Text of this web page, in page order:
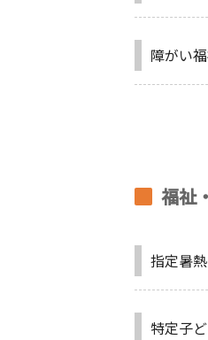
障がい
福祉
指定暑
特定子